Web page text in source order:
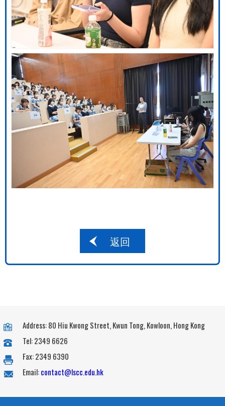
返回
Address: 80 Hiu Kwong Street, Kwun Tong, Kowloon, Hong Kong
Tel: 2349 6626
Fax: 2349 6390
Email:contact@lscc.edu.hk